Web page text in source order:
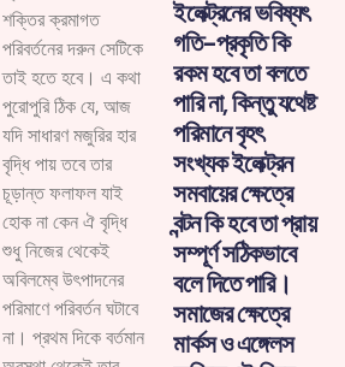
শক্তির ক্রমাগত
পরিবর্তনের দরুন সেটিকে
তাই হতে হবে। এ কথা
পুরোপুরি ঠিক যে, আজ
যদি সাধারণ মজুরির হার
বৃদ্ধি পায় তবে তার
চূড়ান্ত ফলাফল যাই
হোক না কেন ঐ বৃদ্ধি
শুধু নিজের থেকেই
অবিলম্বে উৎপাদনের
পরিমাণে পরিবর্তন ঘটাবে
না। প্রথম দিকে বর্তমান
ইলেক্ট্রনের ভবিষ্যৎ
গতি-প্রকৃতি কি
রকম হবে তা বলতে
পারি না, কিন্তু যথেষ্ট
পরিমানে বৃহৎ
সংখ্যক ইলেক্ট্রন
সমবায়ের ক্ষেত্রে
বন্টন কি হবে তা প্রায়
সম্পূর্ণ সঠিকভাবে
বলে দিতে পারি।
সমাজের ক্ষেত্রে
মার্কস ও এঙ্গেলস